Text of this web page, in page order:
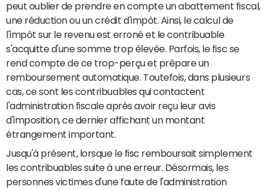
peut oublier de prendre en compte un abattement fiscal,
une réduction ou un crédit d'impôt. Ainsi, le calcul de
l'impôt sur le revenu est erroné et le contribuable
s'acquitte d'une somme trop élevée. Parfois, le fisc se
rend compte de ce trop-perçu et prépare un
remboursement automatique. Toutefois, dans plusieurs
cas, ce sont les contribuables qui contactent
l'administration fiscale après avoir reçu leur avis
d'imposition, ce dernier affichant un montant
étrangement important.
Jusqu'à présent, lorsque le fisc remboursait simplement
les contribuables suite à une erreur. Désormais, les
personnes victimes d'une faute de l'administration